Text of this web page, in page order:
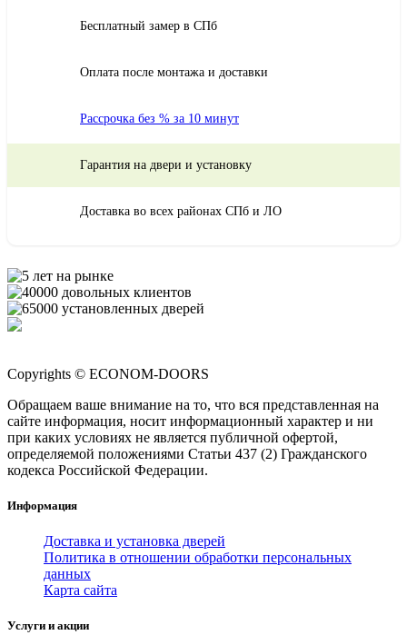
Бесплатный замер в СПб
Оплата после монтажа и доставки
Рассрочка без % за 10 минут
Гарантия на двери и установку
Доставка во всех районах СПб и ЛО
Copyrights © ECONOM-DOORS
Обращаем ваше внимание на то, что вся представленная на
сайте информация, носит информационный характер и ни
при каких условиях не является публичной офертой,
определяемой положениями Статьи 437 (2) Гражданского
кодекса Российской Федерации.
Информация
Доставка и установка дверей
Политика в отношении обработки персональных
данных
Карта сайта
Услуги и акции